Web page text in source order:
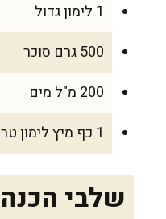
1 לימון גדול
500 גרם סוכר
200 מ"ל מים
1 כף מיץ לימון טרי
שלבי הכנה